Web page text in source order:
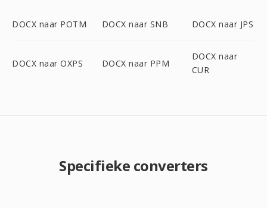
DOCX naar POTM DOCX naar SNB DOCX naar JPS
DOCX naar OXPS DOCX naar PPM
DOCX naar
CUR
Specifieke converters